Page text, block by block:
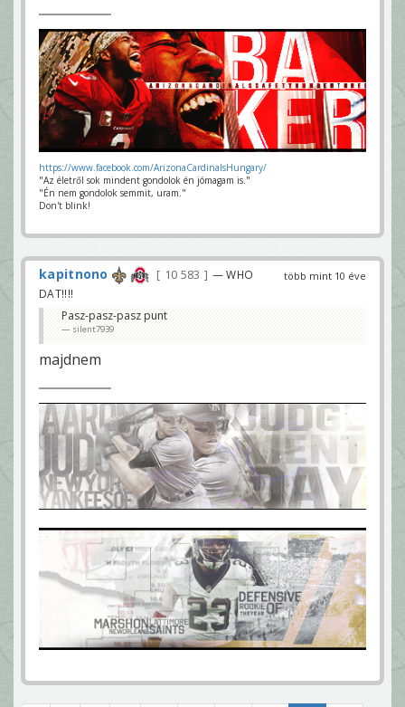
https://www.facebook.com/ArizonaCardinalsHungary/
"Az életről sok mindent gondolok én jómagam is."
"Én nem gondolok semmit, uram."
Don't blink!
több mint 10 éve
kapitnono 10 583
— WHO
DAT!!!!
Pasz-pasz-pasz punt
silent7939
majdnem